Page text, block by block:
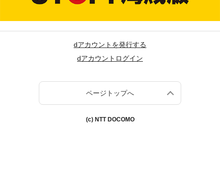
dアカウントを発行する
dアカウントログイン
ページトップへ
(c) NTT DOCOMO